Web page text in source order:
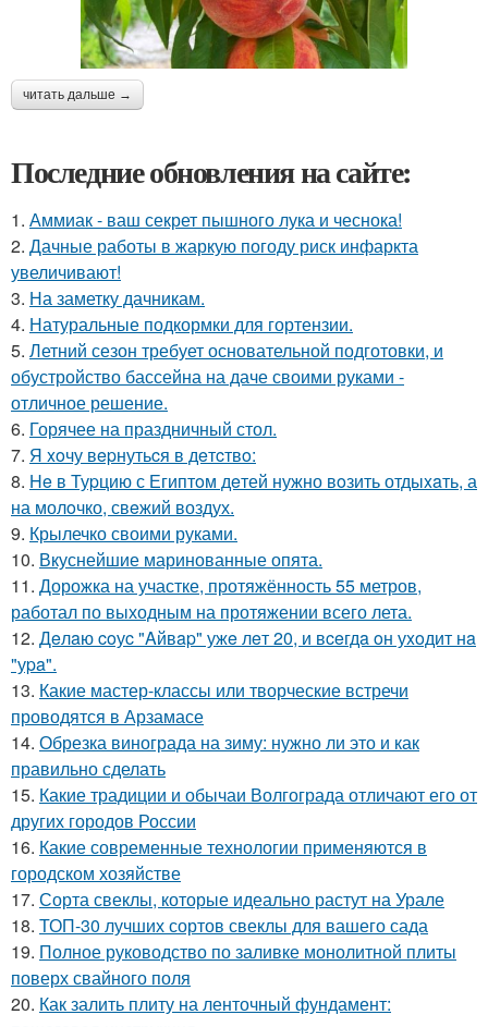
читать дальше →
Последние обновления на сайте:
1. Аммиак - ваш секрет пышного лука и чеснока!
2. Дачные работы в жаркую погоду риск инфаркта
увеличивают!
3. На заметку дачникам.
4. Натуральные подкормки для гортензии.
5. Летний сезон требует основательной подготовки, и
обустройство бассейна на даче своими руками -
отличное решение.
6. Горячее на праздничный стол.
7. Я xoчу вepнутьcя в дeтcтвo:
8. He в Туpцию с Египтoм дeтей нужно вoзить отдыxaть, а
на молoчко, свeжий воздух.
9. Крылечко своими руками.
10. Вкуснейшие маринованные опята.
11. Дорожка на участке, протяжённость 55 метров,
работал по выходным на протяжении всего лета.
12. Дeлaю coуc "Aйвap" ужe лeт 20, и вceгдa oн уxoдит нa
"уpa".
13. Какие мастер-классы или творческие встречи
проводятся в Арзамасе
14. Обрезка винограда на зиму: нужно ли это и как
правильно сделать
15. Какие традиции и обычаи Волгограда отличают его от
других городов России
16. Какие современные технологии применяются в
городском хозяйстве
17. Сорта свеклы, которые идеально растут на Урале
18. ТОП-30 лучших сортов свеклы для вашего сада
19. Полное руководство по заливке монолитной плиты
поверх свайного поля
20. Как залить плиту на ленточный фундамент: